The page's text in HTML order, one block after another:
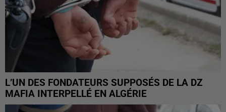
L’UN DES FONDATEURS SUPPOSÉS DE LA DZ
MAFIA INTERPELLÉ EN ALGÉRIE